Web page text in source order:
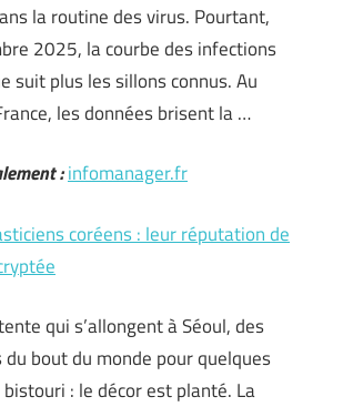
la routine des virus. Pourtant,
2025, la courbe des infections
suit plus les sillons connus. Au
les données brisent la …
:infomanager.fr
coréens : leur réputation de
qui s’allongent à Séoul, des
bout du monde pour quelques
: le décor est planté. La